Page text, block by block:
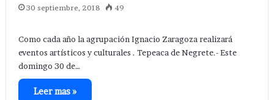
30 septiembre, 2018 49
Como cada año la agrupación Ignacio Zaragoza realizará
eventos artísticos y culturales . Tepeaca de Negrete.- Este
domingo 30 de…
Leer mas »